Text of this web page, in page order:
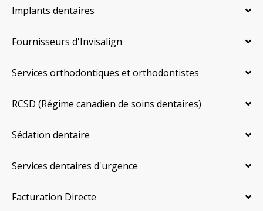
Implants dentaires
Fournisseurs d'Invisalign
Services orthodontiques et orthodontistes
RCSD (Régime canadien de soins dentaires)
Sédation dentaire
Services dentaires d'urgence
Facturation Directe